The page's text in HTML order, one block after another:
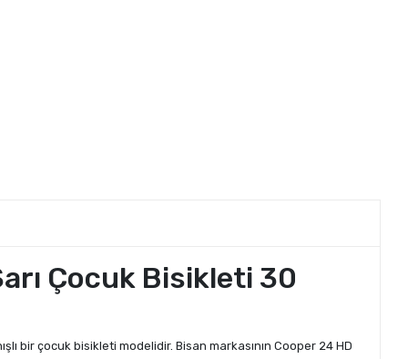
Çocuk Bisikleti 30
bir çocuk bisikleti modelidir. Bisan markasının Cooper 24 HD